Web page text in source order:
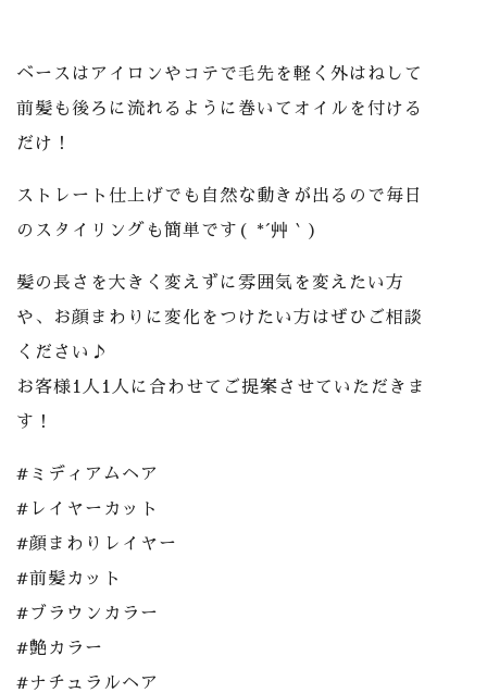
ベースはアイロンやコテで毛先を軽く外はねして
前髪も後ろに流れるように巻いてオイルを付ける
だけ！
ストレート仕上げでも自然な動きが出るので毎日
のスタイリングも簡単です( *´艸｀)
髪の長さを大きく変えずに雰囲気を変えたい方
や、お顔まわりに変化をつけたい方はぜひご相談
ください♪
お客様1人1人に合わせてご提案させていただきま
す！
#ミディアムヘア
#レイヤーカット
#顔まわりレイヤー
#前髪カット
#ブラウンカラー
#艶カラー
#ナチュラルヘア